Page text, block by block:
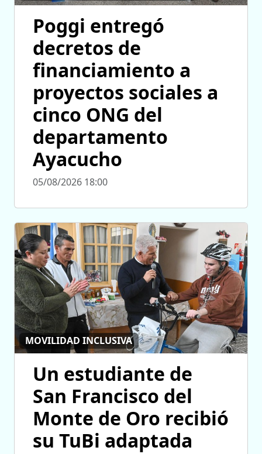
Poggi entregó
decretos de
financiamiento a
proyectos sociales a
cinco ONG del
departamento
Ayacucho
05/08/2026 18:00
MOVILIDAD INCLUSIVA
Un estudiante de
San Francisco del
Monte de Oro recibió
su TuBi adaptada